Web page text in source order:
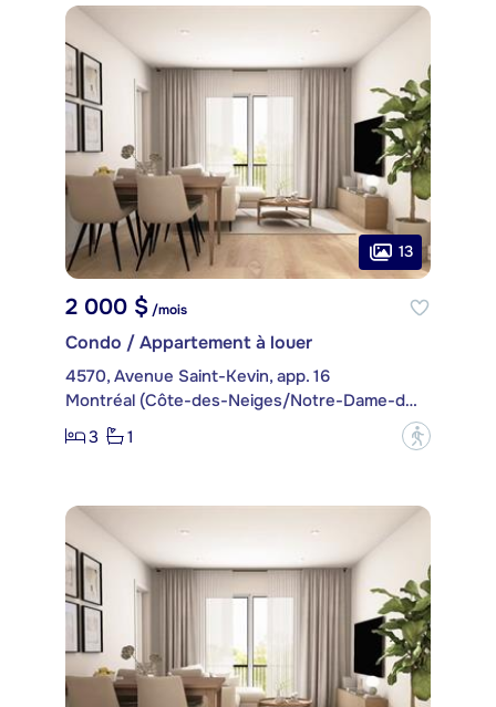
13
2 000 $/mois
Condo / Appartement à louer
4570, Avenue Saint-Kevin, app. 16
Montréal (Côte-des-Neiges/Notre-Dame-de-Grâce)
3
1 ?